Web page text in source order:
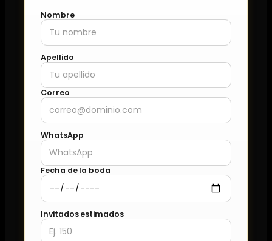
Nombre
Apellido
Correo
WhatsApp
Fecha de la boda
Invitados estimados